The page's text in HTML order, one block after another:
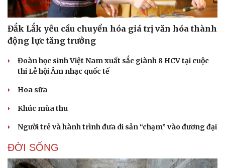
Doanh nghiệp
Thông tin doanh nghiệp
Doanh nghiệp 24h
Doanh nhân
Vì cộng đồng
Công nghệ
Sành điệu
Tin Công nghệ
Chuyển đổi số
Đắk Lắk yêu cầu chuyển hóa giá trị văn hóa thành
động lực tăng trưởng
Đoàn học sinh Việt Nam xuất sắc giành 8 HCV tại cuộc
thi Lễ hội Âm nhạc quốc tế
Hoa sữa
Khúc mùa thu
Người trẻ và hành trình đưa di sản “chạm” vào đương đại
ĐỜI SỐNG